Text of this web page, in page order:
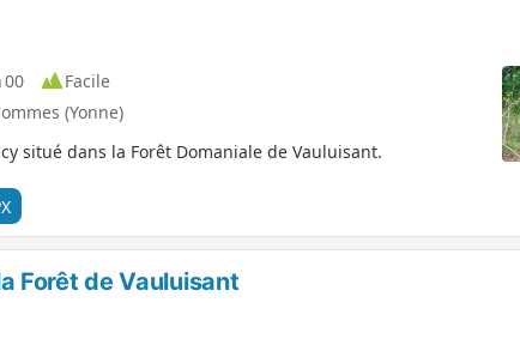
00
Facile
(Yonne)
situé dans la Forêt Domaniale de Vauluisant.
Forêt de Vauluisant